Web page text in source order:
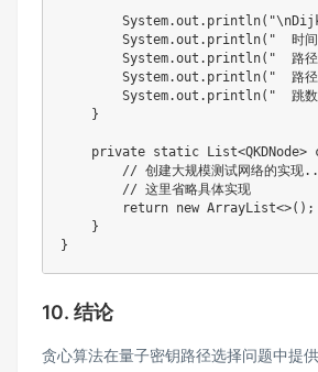
System.out . println(
System.out . println( "  时
System.out . println( "  路
System.out . println( "  路
System.out . println( "  跳
}
private static List<QKDNode>
// 创建大规模测试网络的实现
// 这里省略具体实现
return new ArrayList<>( ) ;
}
}
10. 结论
贪心算法在量子密钥路径选择问题中提